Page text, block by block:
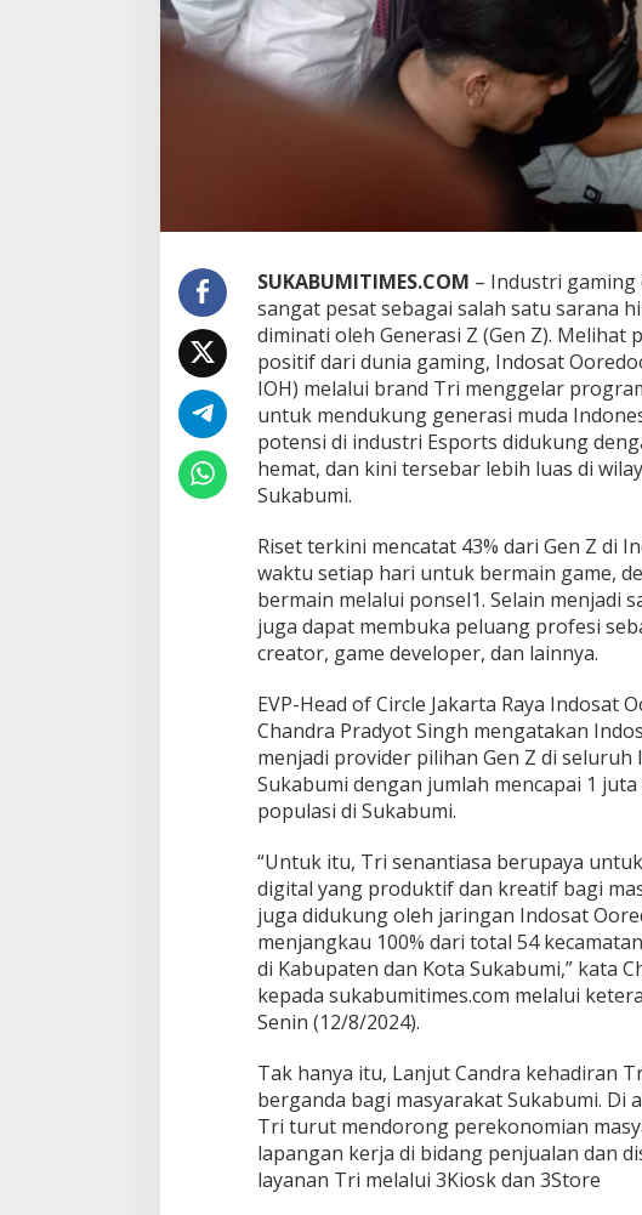
e
n
Z
u
T
i
n
k
a
t
k
a
n
t
e
n
s
i
T
l
e
n
t
a
M
d
a
d
i
E
s
o
r
s
SUKABUMITIMES.COM – Industri
sangat pesat sebagai salah satu sarana
diminati oleh Generasi Z (Gen Z). Melihat
positif dari dunia gaming, Indosat
IOH) melalui brand Tri menggelar
untuk mendukung generasi muda
potensi di industri Esports didukung
hemat, dan kini tersebar lebih luas di
Sukabumi.
Riset terkini mencatat 43% dari Gen Z di
waktu setiap hari untuk bermain game,
bermain melalui ponsel1. Selain menjadi
juga dapat membuka peluang profesi
creator, game developer, dan lainnya.
EVP-Head of Circle Jakarta Raya Indosat
Chandra Pradyot Singh mengatakan
menjadi provider pilihan Gen Z di seluruh
Sukabumi dengan jumlah mencapai 1
populasi di Sukabumi.
“Untuk itu, Tri senantiasa berupaya
digital yang produktif dan kreatif bagi
juga didukung oleh jaringan Indosat
menjangkau 100% dari total 54
di Kabupaten dan Kota Sukabumi,” kata
kepada sukabumitimes.com melalui
Senin (12/8/2024).
Tak hanya itu, Lanjut Candra kehadiran
berganda bagi masyarakat Sukabumi. Di
Tri turut mendorong perekonomian
lapangan kerja di bidang penjualan dan
layanan Tri melalui 3Kiosk dan 3Store